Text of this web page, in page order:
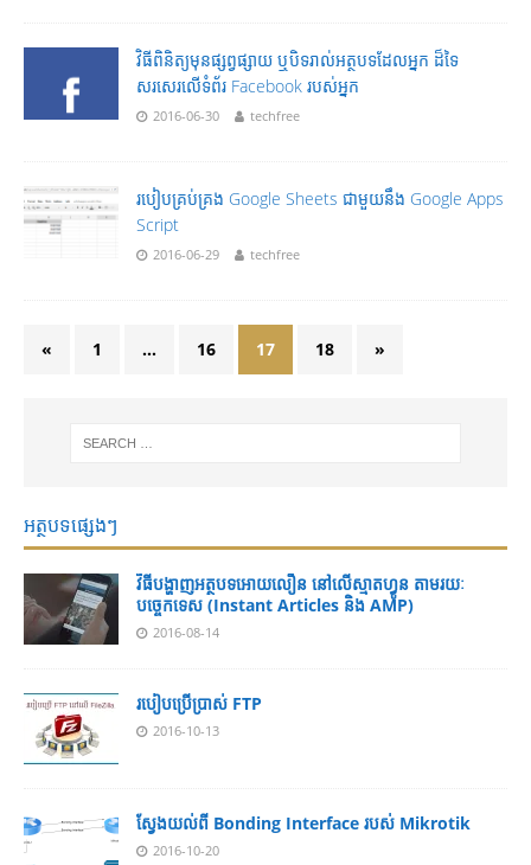
វិធីពិនិត្យមុនផ្សព្វផ្សាយ ឬបិទរាល់អត្ថបទដែលអ្នក ដ៏ទៃ
សរសេរលើទំព័រ Facebook របស់អ្នក
2016-06-30 techfree
របៀបគ្រប់គ្រង Google Sheets ជាមួយនឹង Google Apps
Script
2016-06-29 techfree
« 1 … 16 17 18 »
អត្ថបទផ្សេងៗ
វិធីបង្ហាញអត្ថបទ​អោយលឿន នៅលើ​ស្មាតហ្វូន តាមរយៈ
បច្ចេកទេស (Instant Articles និង AMP)
2016-08-14
របៀបប្រើប្រាស់ FTP
2016-10-13
ស្វែងយល់ពី Bonding Interface របស់ Mikrotik
2016-10-20